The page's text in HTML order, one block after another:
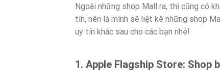
Ngoài những shop Mall ra, thì cũng có
tín, nên là mình sẽ liệt kê những shop
uy tín khác sau cho các bạn nhé!
1. Apple Flagship Store: Shop